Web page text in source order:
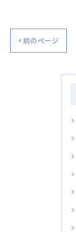
< 前のページ